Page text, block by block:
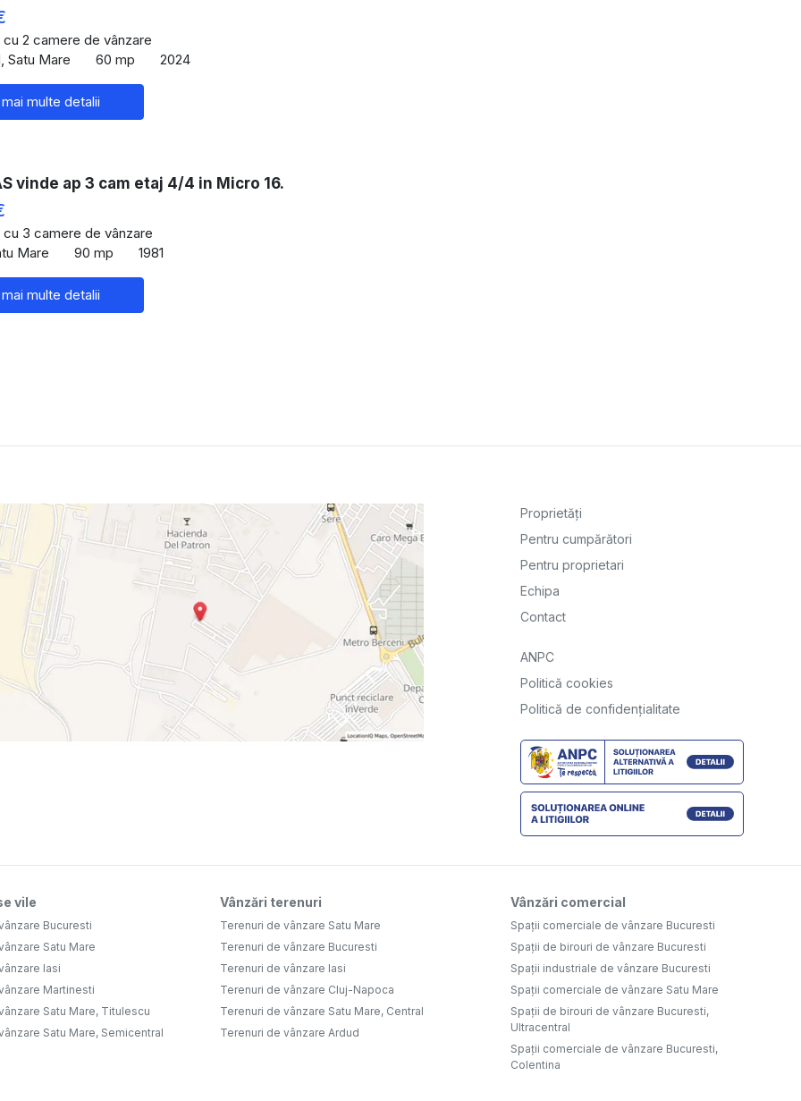
2 camere de vânzare
Satu Mare
60 mp 2024
multe detalii
vinde ap 3 cam etaj 4/4 in Micro 16.
3 camere de vânzare
Mare
90 mp 1981
multe detalii
Proprietăți
Pentru cumpărători
Pentru proprietari
Echipa
Contact
ANPC
Politică cookies
Politică de confidențialitate
vile
Bucuresti
Satu Mare
Iasi
Martinesti
Satu Mare, Titulescu
Satu Mare, Semicentral
Vânzări terenuri
Terenuri de vânzare Satu Mare
Terenuri de vânzare Bucuresti
Terenuri de vânzare Iasi
Terenuri de vânzare Cluj-Napoca
Terenuri de vânzare Satu Mare, Central
Terenuri de vânzare Ardud
Vânzări comercial
Spații comerciale de vânzare Bucuresti
Spații de birouri de vânzare Bucuresti
Spații industriale de vânzare Bucuresti
Spații comerciale de vânzare Satu Mare
Spații de birouri de vânzare Bucuresti,
Ultracentral
Spații comerciale de vânzare Bucuresti,
Colentina